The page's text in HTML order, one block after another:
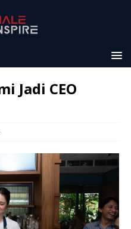
Jadi CEO